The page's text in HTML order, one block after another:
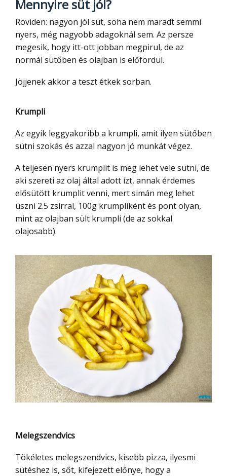
Mennyire süt jól?
Röviden: nagyon jól süt, soha nem maradt semmi
nyers, még nagyobb adagoknál sem. Az persze
megesik, hogy itt-ott jobban megpirul, de az
normál sütőben és olajban is előfordul.
Jöjjenek akkor a teszt étkek sorban.
Krumpli
Az egyik leggyakoribb a krumpli, amit ilyen sütőben
sütni szokás és azzal nagyon jó munkát végez.
A teljesen nyers krumplit is meg lehet vele sütni, de
aki szereti az olaj által adott ízt, annak érdemes
elősütött krumplit venni, mert simán meg lehet
úszni 2.5 zsírral, 100g krumpliként és pont olyan,
mint az olajban sült krumpli (de az sokkal
olajosabb).
Melegszendvics
Tökéletes melegszendvics, kisebb pizza, ilyesmi
sütéshez is, sőt, kifejezett előnye, hogy a